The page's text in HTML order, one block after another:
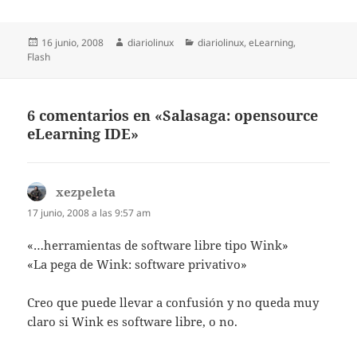
Publicado
el
16 junio, 2008 Autor
diariolinux Categorías
diariolinux,eLearning,
Flash
6 comentarios en «Salasaga: opensource
eLearning IDE»
xezpeleta
17 junio, 2008 a las 9:57 am
«…herramientas de software libre tipo Wink»
«La pega de Wink: software privativo»
Creo que puede llevar a confusión y no queda muy
claro si Wink es software libre, o no.